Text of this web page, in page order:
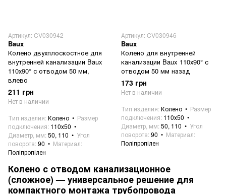
Артикул: CV030942
Baux
Колено двухплоскостное для
внутренней канализации Baux
110х90° с отводом 50 мм,
влево
211 грн
Нет в наличии
Тип изделия Колено
Размер
подключения 110х50
Диаметр, мм 50, 110
Угол
поворота 90
Материал
Поліпропілен
Артикул: CV030946
Baux
Колено для внутренней
канализации Baux 110х90° с
отводом 50 мм назад
173 грн
Нет в наличии
Тип изделия Колено
Размер
подключения 110х50
Диаметр, мм 50, 110
Угол
поворота 90
Материал
Поліпропілен
Колено с отводом канализационное
(сложное) — универсальное решение для
компактного монтажа трубопровода